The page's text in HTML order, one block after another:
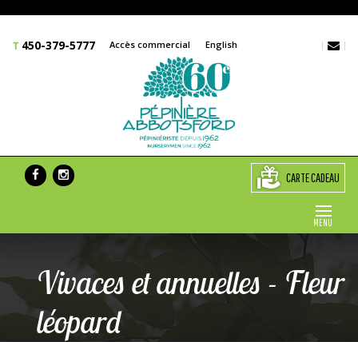
450-379-5777 Accès commercial English
MENU
CARTE CADEAU
Vivaces et annuelles - Fleur
léopard